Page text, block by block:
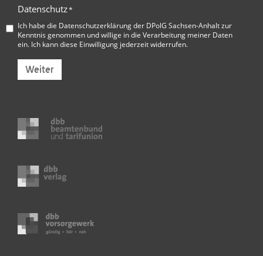
Datenschutz*
Ich habe die Datenschutzerklärung der DPolG Sachsen-Anhaltzur
Kenntnis genommen und willige in die Verarbeitung meiner Daten
ein. Ich kann diese Einwilligung jederzeit widerrufen.
Weiter